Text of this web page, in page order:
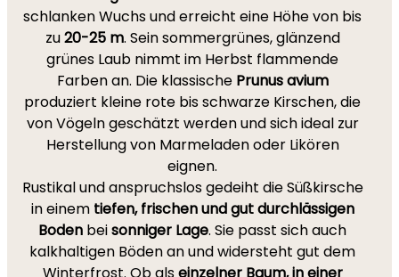
schlanken Wuchs und erreicht eine Höhe von bis
zu20-25 m. Sein sommergrünes, glänzend
grünes Laub nimmt im Herbst flammende
Farben an. Die klassische Prunus avium
produziert kleine rote bis schwarze Kirschen, die
von Vögeln geschätzt werden und sich ideal zur
Herstellung von Marmeladen oder Likören
eignen.
Rustikal und anspruchslos gedeiht die Süßkirsche
in einem tiefen, frischen und gut durchlässigen
Boden beisonniger Lage. Sie passt sich auch
kalkhaltigen Böden an und widersteht gut dem